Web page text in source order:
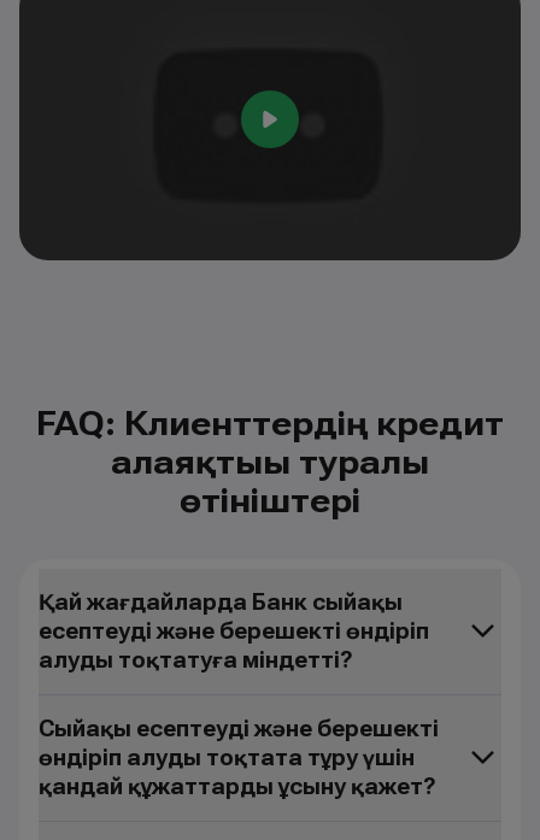
FAQ: Клиенттердің кредит
алаяқтығы туралы
өтініштері
Қай жағдайларда Банк сыйақы
есептеуді және берешекті өндіріп
алуды тоқтатуға міндетті?
Сыйақы есептеуді және берешекті
өндіріп алуды тоқтата тұру үшін
қандай құжаттарды ұсыну қажет?